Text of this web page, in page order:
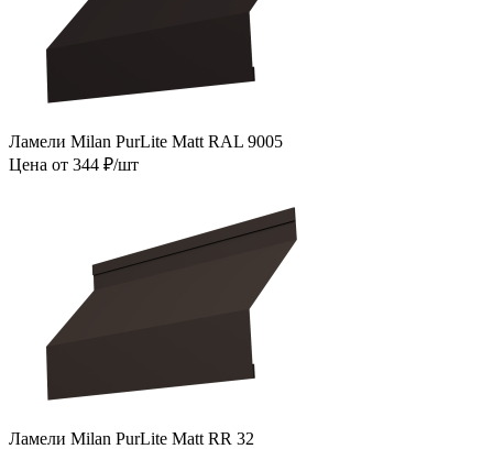
Ламели Milan PurLite Matt RAL 9005
Цена от 344 ₽/шт
Ламели Milan PurLite Matt RR 32